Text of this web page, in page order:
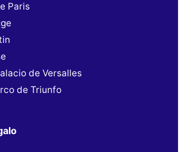
Paris
de Versalles
de Triunfo